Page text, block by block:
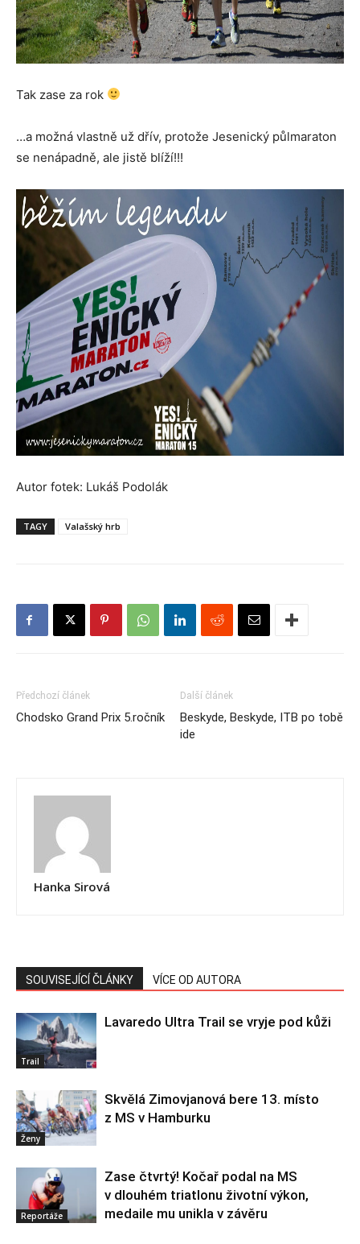
Tak zase za rok
…a možná vlastně už dřív, protože Jesenický půlmaraton
se nenápadně, ale jistě blíží!!!
Autor fotek: Lukáš Podolák
TAGY Valašský hrb
Předchozí článek
Chodsko Grand Prix 5.ročník
Další článek
Beskyde, Beskyde, ITB po tobě
ide
Hanka Sirová
SOUVISEJÍCÍ ČLÁNKY VÍCE OD AUTORA
Trail
Lavaredo Ultra Trail se vryje pod kůži
Ženy
Skvělá Zimovjanová bere 13. místo
z MS v Hamburku
Reportáže
Zase čtvrtý! Kočař podal na MS
v dlouhém triatlonu životní výkon,
medaile mu unikla v závěru